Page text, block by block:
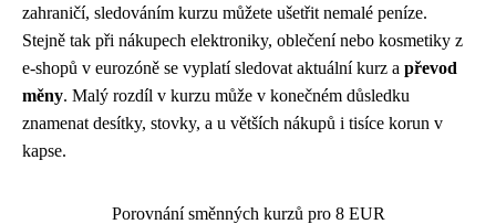
zahraničí, sledováním kurzu můžete ušetřit nemalé peníze.
Stejně tak při nákupech elektroniky, oblečení nebo kosmetiky z
e-shopů v eurozóně se vyplatí sledovat aktuální kurz a převod
měny. Malý rozdíl v kurzu může v konečném důsledku
znamenat desítky, stovky, a u větších nákupů i tisíce korun v
kapse.
Porovnání směnných kurzů pro 8 EUR